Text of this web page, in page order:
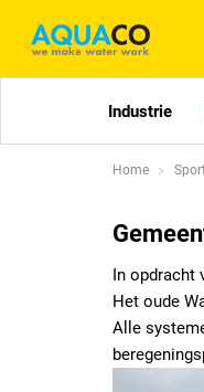
Industrie
Home
In opdracht
Het oude
Alle